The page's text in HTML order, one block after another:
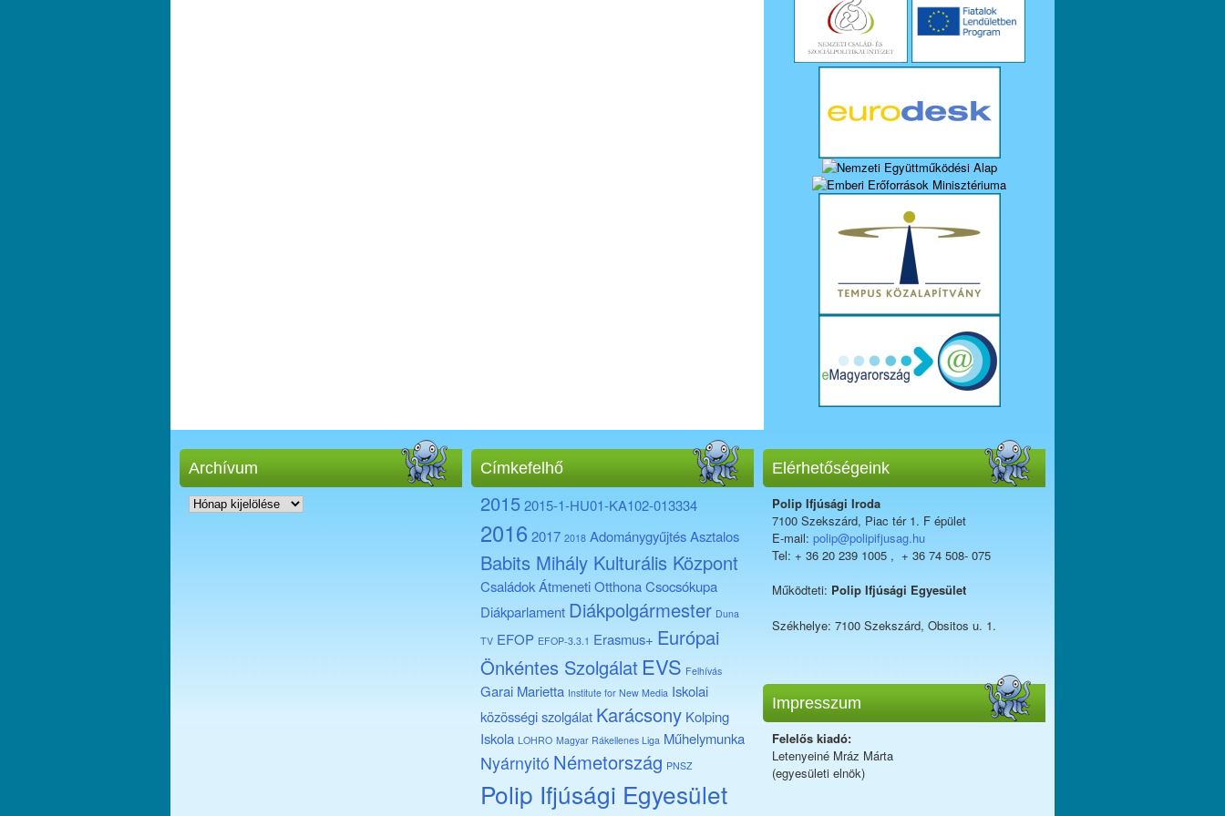
Archívum
Archívum
Címkefelhő
20152015-1-HU01-KA102-013334
2016 2017 2018 AdománygyűjtésAsztalos
Babits Mihály Kulturális Központ
Családok Átmeneti OtthonaCsocsókupa
Diákparlament Diákpolgármester Duna
TV EFOP EFOP-3.3.1 Erasmus+ Európai
Önkéntes Szolgálat EVS Felhívás
Garai Marietta Institute for New Media Iskolai
közösségi szolgálat Karácsony Kolping
Iskola LOHRO Magyar Rákellenes Liga Műhelymunka
Nyárnyitó Németország PNSZ
Polip Ifjúsági Egyesület
Elérhetőségeink
Polip Ifjúsági Iroda
7100 Szekszárd, Piac tér 1. F épület
E-mail: polip@polipifjusag.hu
Tel: + 36 20 239 1005 , + 36 74 508- 075
Működteti: Polip Ifjúsági Egyesület
Székhelye: 7100 Szekszárd, Obsitos u. 1.
Impresszum
Felelős kiadó:
Letenyeiné Mráz Márta
(egyesületi elnök)